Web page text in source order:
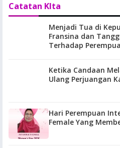
Catatan KIta
Menjadi Tua di
Fransina dan
Terhadap
Ketika Candaan
Ulang Perjuangan
Hari Perempuan
Female Yang